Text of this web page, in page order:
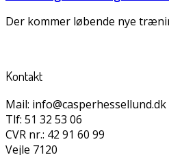
Der kommer løbende nye
Kontakt
Mail: info@casperhessellund.dk
Tlf: 51 32 53 06
CVR nr.: 42 91 60 99
Vejle 7120